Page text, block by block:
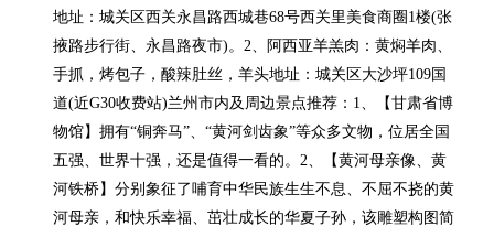
地址：城关区西关永昌路西城巷68号西关里美食商圈1楼(张
掖路步行街、永昌路夜市)。2、阿西亚羊羔肉：黄焖羊肉、
手抓，烤包子，酸辣肚丝，羊头地址：城关区大沙坪109国
道(近G30收费站)兰州市内及周边景点推荐：1、【甘肃省博
物馆】拥有“铜奔马”、“黄河剑齿象”等众多文物，位居全国
五强、世界十强，还是值得一看的。2、【黄河母亲像、黄
河铁桥】分别象征了哺育中华民族生生不息、不屈不挠的黄
河母亲，和快乐幸福、茁壮成长的华夏子孙，该雕塑构图简